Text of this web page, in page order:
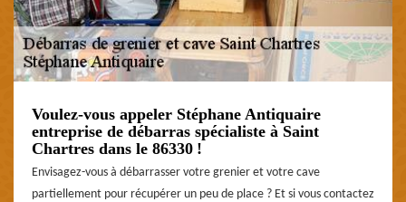
Voulez-vous appeler Stéphane Antiquaire
entreprise de débarras spécialiste à Saint
Chartres dans le 86330 !
Envisagez-vous à débarrasser votre grenier et votre cave
partiellement pour récupérer un peu de place ? Et si vous contactez